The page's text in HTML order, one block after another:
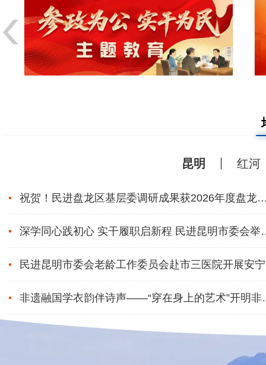
昆明 红河
祝贺！民进盘龙区基层委调研成果获2026年度盘龙
统一战线优秀课题奖
深学同心践初心 实干履职启新程 民进昆明市委会举办
“参政为公、实干为民”主题教育暨2026年新会员学习
民进昆明市委会老龄工作委员会赴市三医院开展安
护和家庭病床专题调研
非遗融国学衣韵伴诗声——“穿在身上的艺术”开明非
文化主题活动顺利举办